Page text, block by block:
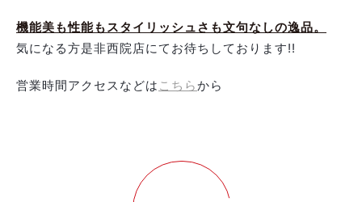
機能美も性能もスタイリッシュさも文句なしの逸品。
気になる方是非西院店にてお待ちしております!!
営業時間アクセスなどは こちらから